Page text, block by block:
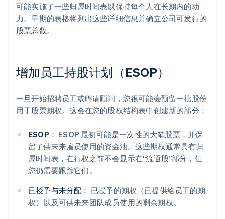
可能实施了一些归属时间表以保持每个人在长期内的动
力。早期的表格将列出这些详细信息并确立公司可发行的
股票总数。
增加员工持股计划（ESOP）
一旦开始招聘员工或聘请顾问，您很可能会预留一批股份
用于股票期权。这会在您的股权结构表中创建新的部分：
ESOP： ESOP 最初可能是一次性的大笔股票，并保
留了供未来雇员使用的资金池。这些期权通常具有归
属时间表，在行权之前不会显示在“流通股”部分，但
您仍需要跟踪它们。
已授予与未分配： 已授予的期权（已提供给员工的期
权）以及可供未来团队成员使用的剩余期权。